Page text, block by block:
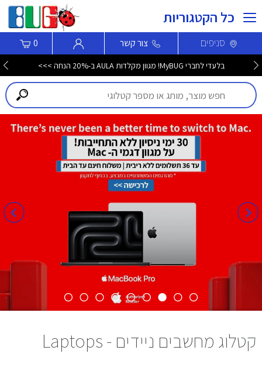
כל הקטגוריות
סניפים צור קשר 0
בלעדי לחברי MyBUG! מגוון מקלדות AULA ב-20% הנחה >>>
קטלוג מחשבים ניידים - Laptops